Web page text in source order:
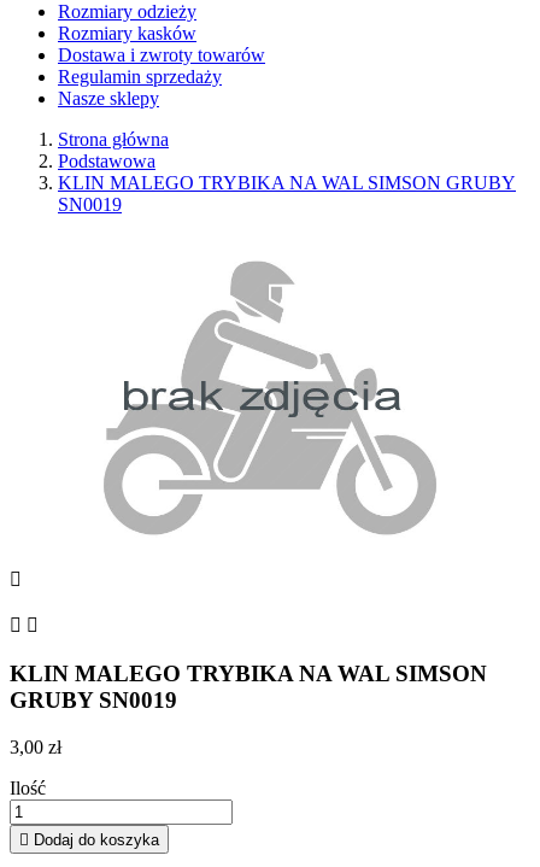
Rozmiary odzieży
Rozmiary kasków
Dostawa i zwroty towarów
Regulamin sprzedaży
Nasze sklepy
Strona główna
Podstawowa
KLIN MALEGO TRYBIKA NA WAL SIMSON GRUBY
SN0019

 
KLIN MALEGO TRYBIKA NA WAL SIMSON
GRUBY SN0019
3,00 zł
Ilość
 Dodaj do koszyka